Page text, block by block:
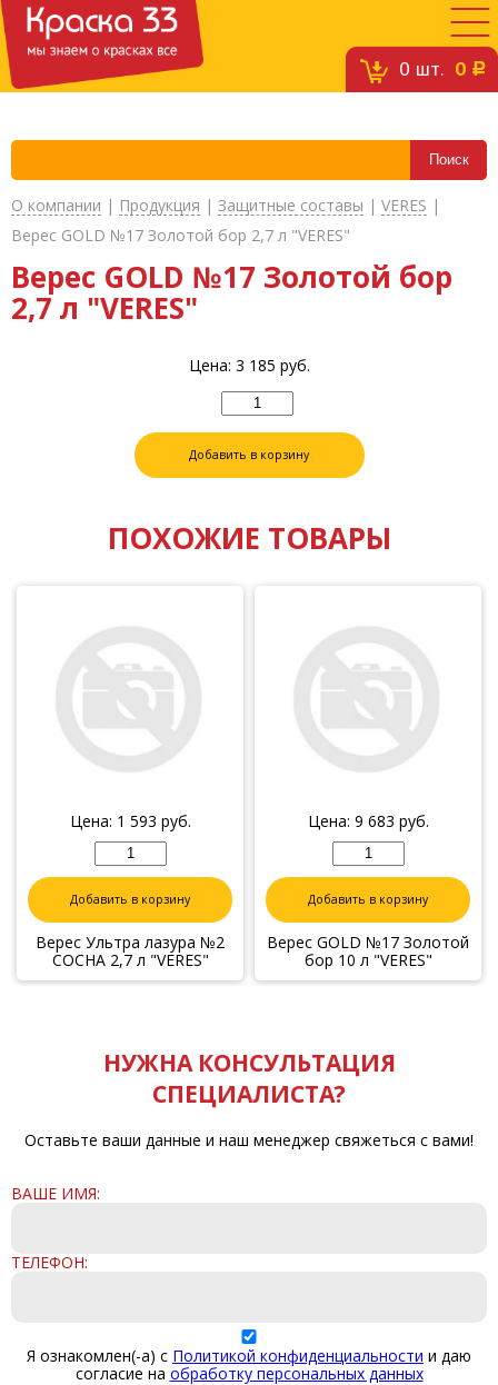
0 шт. 0 c
О компании | Продукция | Защитные составы | VERES |
Верес GOLD №17 Золотой бор 2,7 л "VERES"
Верес GOLD №17 Золотой бор
2,7 л "VERES"
Цена: 3 185 руб.
Добавить в корзину
ПОХОЖИЕ ТОВАРЫ
Цена: 1 593 руб.
Добавить в корзину
Верес Ультра лазура №2
СОСНА 2,7 л "VERES"
Цена: 9 683 руб.
Добавить в корзину
Верес GOLD №17 Золотой
бор 10 л "VERES"
НУЖНА КОНСУЛЬТАЦИЯ
СПЕЦИАЛИСТА?
Оставьте ваши данные и наш менеджер свяжеться с вами!
ВАШЕ ИМЯ:
ТЕЛЕФОН:
Я ознакомлен(-а) с Политикой конфиденциальности и даю
согласие на обработку персональных данных